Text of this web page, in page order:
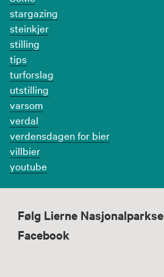
stargazing
steinkjer
stilling
tips
turforslag
utstilling
varsom
verdal
verdensdagen for bier
villbier
youtube
Følg Lierne
Facebook